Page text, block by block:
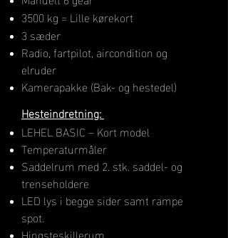
3500 kg = Lille kørekort
3 sæder
Radio, fartpilot, aircondition og
elruder
Kamerapakke (Bak- og hestedel)
H​esteindretning:
LEHEL BASIC – Kort model
Temperaturmåler
Saddelrum med 2. stk. saddel- og
trenseholdere
LED lys i begge sider samt rampe
spot.